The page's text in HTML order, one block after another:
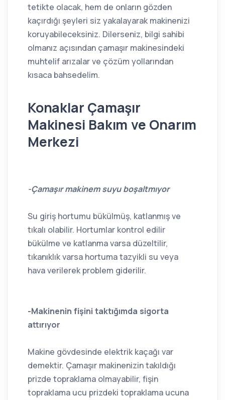
tetikte olacak, hem de onların gözden
kaçırdığı şeyleri siz yakalayarak makinenizi
koruyabileceksiniz. Dilerseniz, bilgi sahibi
olmanız açısından çamaşır makinesindeki
muhtelif arızalar ve çözüm yollarından
kısaca bahsedelim.
Konaklar Çamaşır
Makinesi Bakım ve Onarım
Merkezi
-Çamaşır makinem suyu boşaltmıyor
Su giriş hortumu bükülmüş, katlanmış ve
tıkalı olabilir. Hortumlar kontrol edilir
bükülme ve katlanma varsa düzeltilir,
tıkanıklık varsa hortuma tazyikli su veya
hava verilerek problem giderilir.
-Makinenin fişini taktığımda sigorta
attırıyor
Makine gövdesinde elektrik kaçağı var
demektir. Çamaşır makinenizin takıldığı
prizde topraklama olmayabilir, fişin
topraklama ucu prizdeki topraklama ucuna